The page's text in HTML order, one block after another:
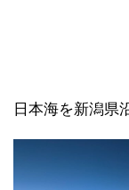
日本海を新潟県